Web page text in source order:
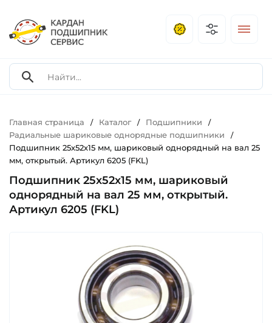
Главная страница / Каталог / Подшипники /
Радиальные шариковые однорядные подшипники /
Подшипник 25х52х15 мм, шариковый однорядный на вал 25
мм, открытый. Артикул 6205 (FKL)
Подшипник 25х52х15 мм, шариковый
однорядный на вал 25 мм, открытый.
Артикул 6205 (FKL)